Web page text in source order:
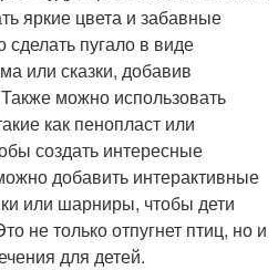
яркие цвета и забавные
пугало в виде
или сказки, добавив
можно использовать
как пенопласт или
создать интересные
добавить интерактивные
или шарниры, чтобы дети
не только отпугнет птиц, но и
для детей.